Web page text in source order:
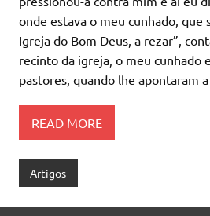
onde estava o meu cunhado, que
Igreja do Bom Deus, a rezar”,
recinto da igreja, o meu cunhado
pastores, quando lhe apontaram
READ MORE
Artigos